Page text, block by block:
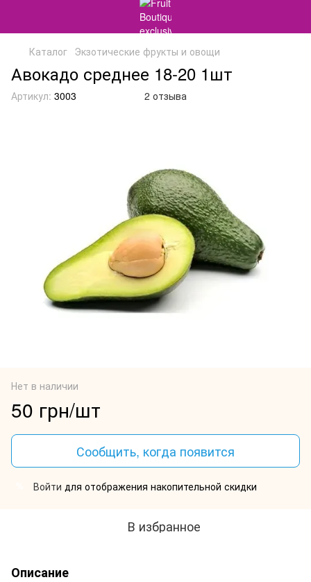
Каталог Экзотические фрукты и овощи
Авокадо среднее 18-20 1шт
Артикул: 3003 2 отзыва
Нет в наличии
50 грн/шт
Сообщить, когда появится
Войти для отображения накопительной скидки
В избранное
Описание